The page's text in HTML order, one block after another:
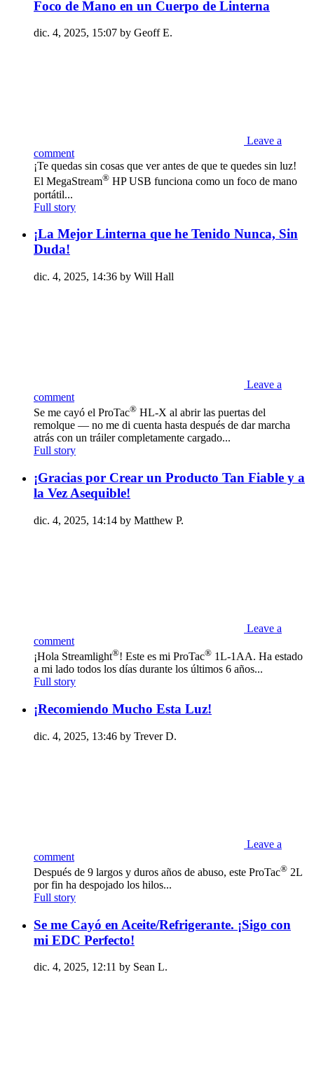
Foco de Mano en un Cuerpo de Linterna
dic. 4, 2025, 15:07 by Geoff E.
Leave a
comment
¡Te quedas sin cosas que ver antes de que te quedes sin luz!
El MegaStream® HP USB funciona como un foco de mano
portátil...
Full story
¡La Mejor Linterna que he Tenido Nunca, Sin
Duda!
dic. 4, 2025, 14:36 by Will Hall
Leave a
comment
Se me cayó el ProTac® HL-X al abrir las puertas del
remolque — no me di cuenta hasta después de dar marcha
atrás con un tráiler completamente cargado...
Full story
¡Gracias por Crear un Producto Tan Fiable y a
la Vez Asequible!
dic. 4, 2025, 14:14 by Matthew P.
Leave a
comment
¡Hola Streamlight®! Este es mi ProTac® 1L-1AA. Ha estado
a mi lado todos los días durante los últimos 6 años...
Full story
¡Recomiendo Mucho Esta Luz!
dic. 4, 2025, 13:46 by Trever D.
Leave a
comment
Después de 9 largos y duros años de abuso, este ProTac® 2L
por fin ha despojado los hilos...
Full story
Se me Cayó en Aceite/Refrigerante. ¡Sigo con
mi EDC Perfecto!
dic. 4, 2025, 12:11 by Sean L.